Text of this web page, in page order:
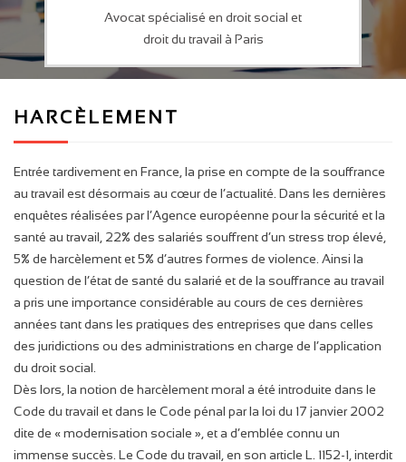
Avocat spécialisé en droit social et
droit du travail à Paris
HARCÈLEMENT
Entrée tardivement en France, la prise en compte de la souffrance
au travail est désormais au cœur de l’actualité. Dans les dernières
enquêtes réalisées par l’Agence européenne pour la sécurité et la
santé au travail, 22% des salariés souffrent d’un stress trop élevé,
5% de harcèlement et 5% d’autres formes de violence. Ainsi la
question de l’état de santé du salarié et de la souffrance au travail
a pris une importance considérable au cours de ces dernières
années tant dans les pratiques des entreprises que dans celles
des juridictions ou des administrations en charge de l’application
du droit social.
Dès lors, la notion de harcèlement moral a été introduite dans le
Code du travail et dans le Code pénal par la loi du 17 janvier 2002
dite de « modernisation sociale », et a d’emblée connu un
immense succès. Le Code du travail, en son article L. 1152-1, interdit